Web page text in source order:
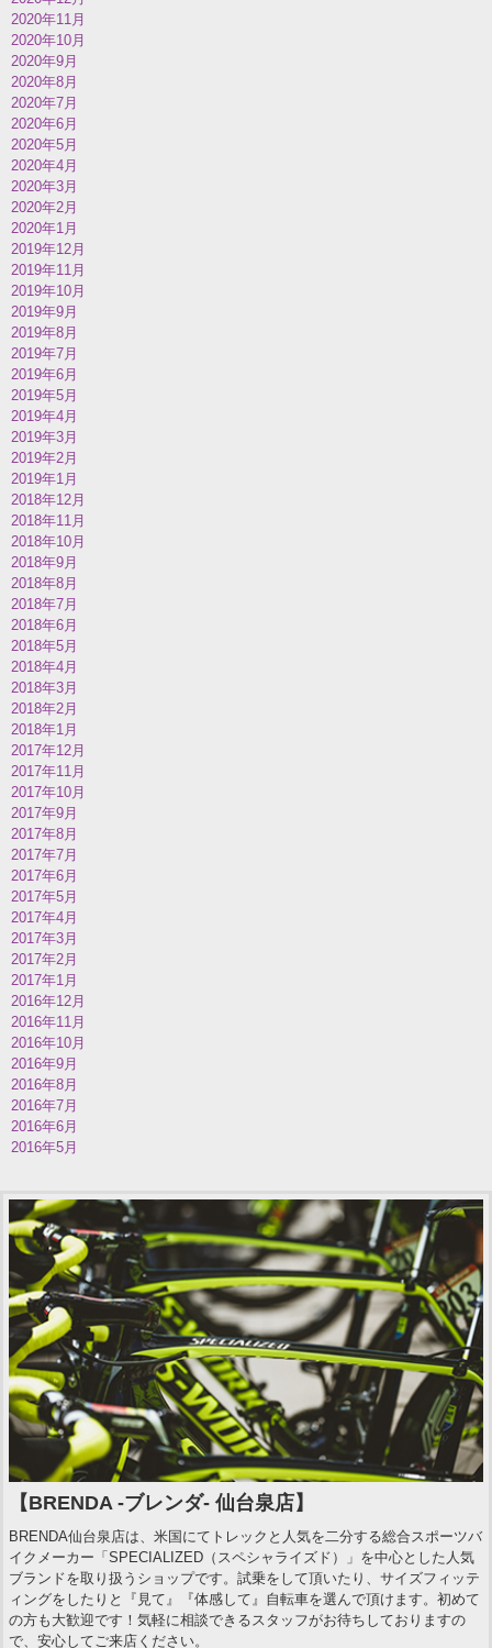
2020年11月
2020年10月
2020年9月
2020年8月
2020年7月
2020年6月
2020年5月
2020年4月
2020年3月
2020年2月
2020年1月
2019年12月
2019年11月
2019年10月
2019年9月
2019年8月
2019年7月
2019年6月
2019年5月
2019年4月
2019年3月
2019年2月
2019年1月
2018年12月
2018年11月
2018年10月
2018年9月
2018年8月
2018年7月
2018年6月
2018年5月
2018年4月
2018年3月
2018年2月
2018年1月
2017年12月
2017年11月
2017年10月
2017年9月
2017年8月
2017年7月
2017年6月
2017年5月
2017年4月
2017年3月
2017年2月
2017年1月
2016年12月
2016年11月
2016年10月
2016年9月
2016年8月
2016年7月
2016年6月
2016年5月
【BRENDA -ブレンダ- 仙台泉店】
BRENDA仙台泉店は、米国にてトレックと人気を二分する総合スポーツバ
イクメーカー「SPECIALIZED（スペシャライズド）」を中心とした人気
ブランドを取り扱うショップです。試乗をして頂いたり、サイズフィッテ
ィングをしたりと『見て』『体感して』自転車を選んで頂けます。初めて
の方も大歓迎です！気軽に相談できるスタッフがお待ちしておりますの
で、安心してご来店ください。